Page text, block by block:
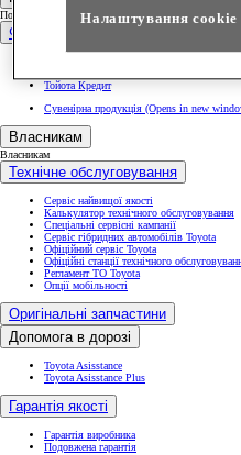
Покупцям
Фінансові пропозиції
Тойота Кредит
Сувенірна продукція (Opens in new
Власникам
Власникам
Технічне обслуговування
Сервіс найвищої якості
Калькулятор технічного обслуговування
Спеціальні сервісні кампанії
Сервіс гібридних автомобілів Toyota
Офіційний сервіс Toyota
Офіційні станції технічного
Регламент ТО Toyota
Опції мобільності
Оригінальні запчастини
Допомога в дорозі
Toyota Asisstance
Toyota Asisstance Plus
Гарантія якості
Гарантія виробника
Подовжена гарантія
Налаштування cookie